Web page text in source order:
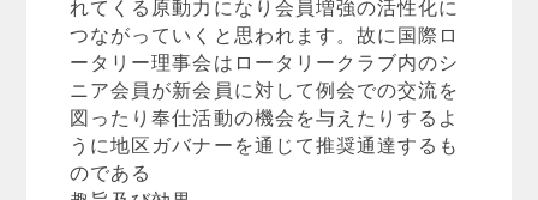
れてくる原動力になり会員増強の活性化に
つながっていくと思われます。故に国際ロ
ータリー理事会はロータリークラブ内のシ
ニア会員が新会員に対して例会での交流を
図ったり奉仕活動の機会を与えたりするよ
うに地区ガバナーを通じて推奨通達するも
のである